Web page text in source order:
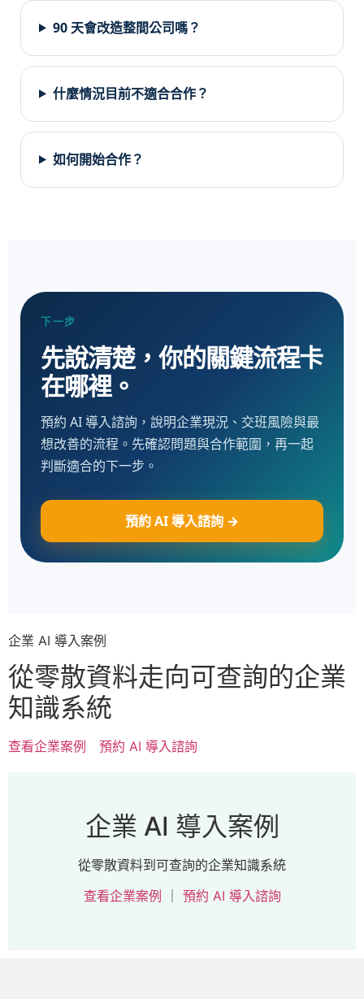
90 天會改造整間公司嗎？
什麼情況目前不適合合作？
如何開始合作？
下一步
先說清楚，你的關鍵流程卡
在哪裡。
預約 AI 導入諮詢，說明企業現況、交班風險與最
想改善的流程。先確認問題與合作範圍，再一起
判斷適合的下一步。
預約 AI 導入諮詢 →
企業 AI 導入案例
從零散資料走向可查詢的企業
知識系統
查看企業案例 預約 AI 導入諮詢
企業 AI 導入案例
從零散資料到可查詢的企業知識系統
查看企業案例
預約 AI 導入諮詢